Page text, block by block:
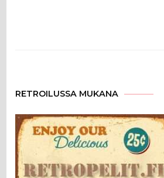
RETROILUSSA MUKANA